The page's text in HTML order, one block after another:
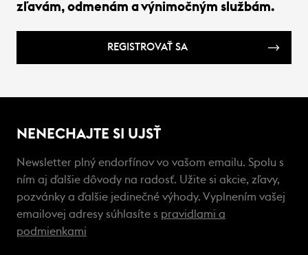
zľavám, odmenám a výnimočným službám.
REGISTROVAŤ SA
NENECHAJTE SI UJSŤ
Newsletter plný endorfínov vo vašom emailu. Spolu s
ním aj ďalšie dôvody na radosť. Užite si akcie, zľavy,
pozvánky a ďalšie jedinečné výhody. Vyplnením vašej
emailovej adresy súhlasíte s pravidlami a
podmienkami